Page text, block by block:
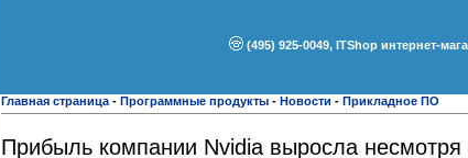
(495) 925-0049, ITShop интернет-
Главная страница - Программные продукты - Новости - Прикладное ПО
Прибыль компании Nvidia выросла